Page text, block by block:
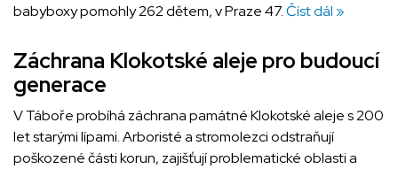
babyboxy pomohly 262 dětem, v Praze 47.Číst dál »
Záchrana Klokotské aleje pro budoucí
generace
V Táboře probíhá záchrana památné Klokotské aleje s 200
let starými lípami. Arboristé a stromolezci odstraňují
poškozené části korun, zajišťují problematické oblasti a